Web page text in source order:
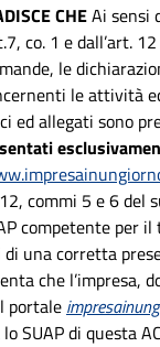
CHEAi sensi
co. 1 e dall’art.
le
le attività
ed allegati sono
commi 5 e 6 del
competente per
una corretta
che l’impresa,
portale
SUAP di questa